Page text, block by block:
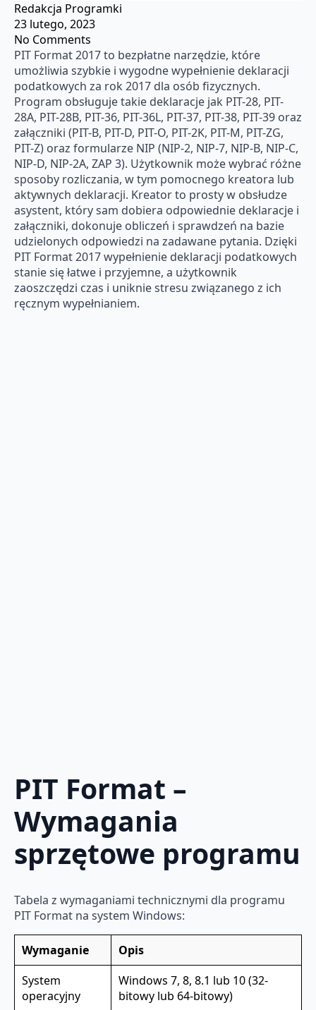
Redakcja Programki
23 lutego, 2023
No Comments
PIT Format 2017 to bezpłatne narzędzie, które
umożliwia szybkie i wygodne wypełnienie deklaracji
podatkowych za rok 2017 dla osób fizycznych.
Program obsługuje takie deklaracje jak PIT-28, PIT-
28A, PIT-28B, PIT-36, PIT-36L, PIT-37, PIT-38, PIT-39 oraz
załączniki (PIT-B, PIT-D, PIT-O, PIT-2K, PIT-M, PIT-ZG,
PIT-Z) oraz formularze NIP (NIP-2, NIP-7, NIP-B, NIP-C,
NIP-D, NIP-2A, ZAP 3). Użytkownik może wybrać różne
sposoby rozliczania, w tym pomocnego kreatora lub
aktywnych deklaracji. Kreator to prosty w obsłudze
asystent, który sam dobiera odpowiednie deklaracje i
załączniki, dokonuje obliczeń i sprawdzeń na bazie
udzielonych odpowiedzi na zadawane pytania. Dzięki
PIT Format 2017 wypełnienie deklaracji podatkowych
stanie się łatwe i przyjemne, a użytkownik
zaoszczędzi czas i uniknie stresu związanego z ich
ręcznym wypełnianiem.
PIT Format –
Wymagania
sprzętowe programu
Tabela z wymaganiami technicznymi dla programu
PIT Format na system Windows:
Wymaganie
Opis
System
operacyjny
Windows 7, 8, 8.1 lub 10 (32-
bitowy lub 64-bitowy)